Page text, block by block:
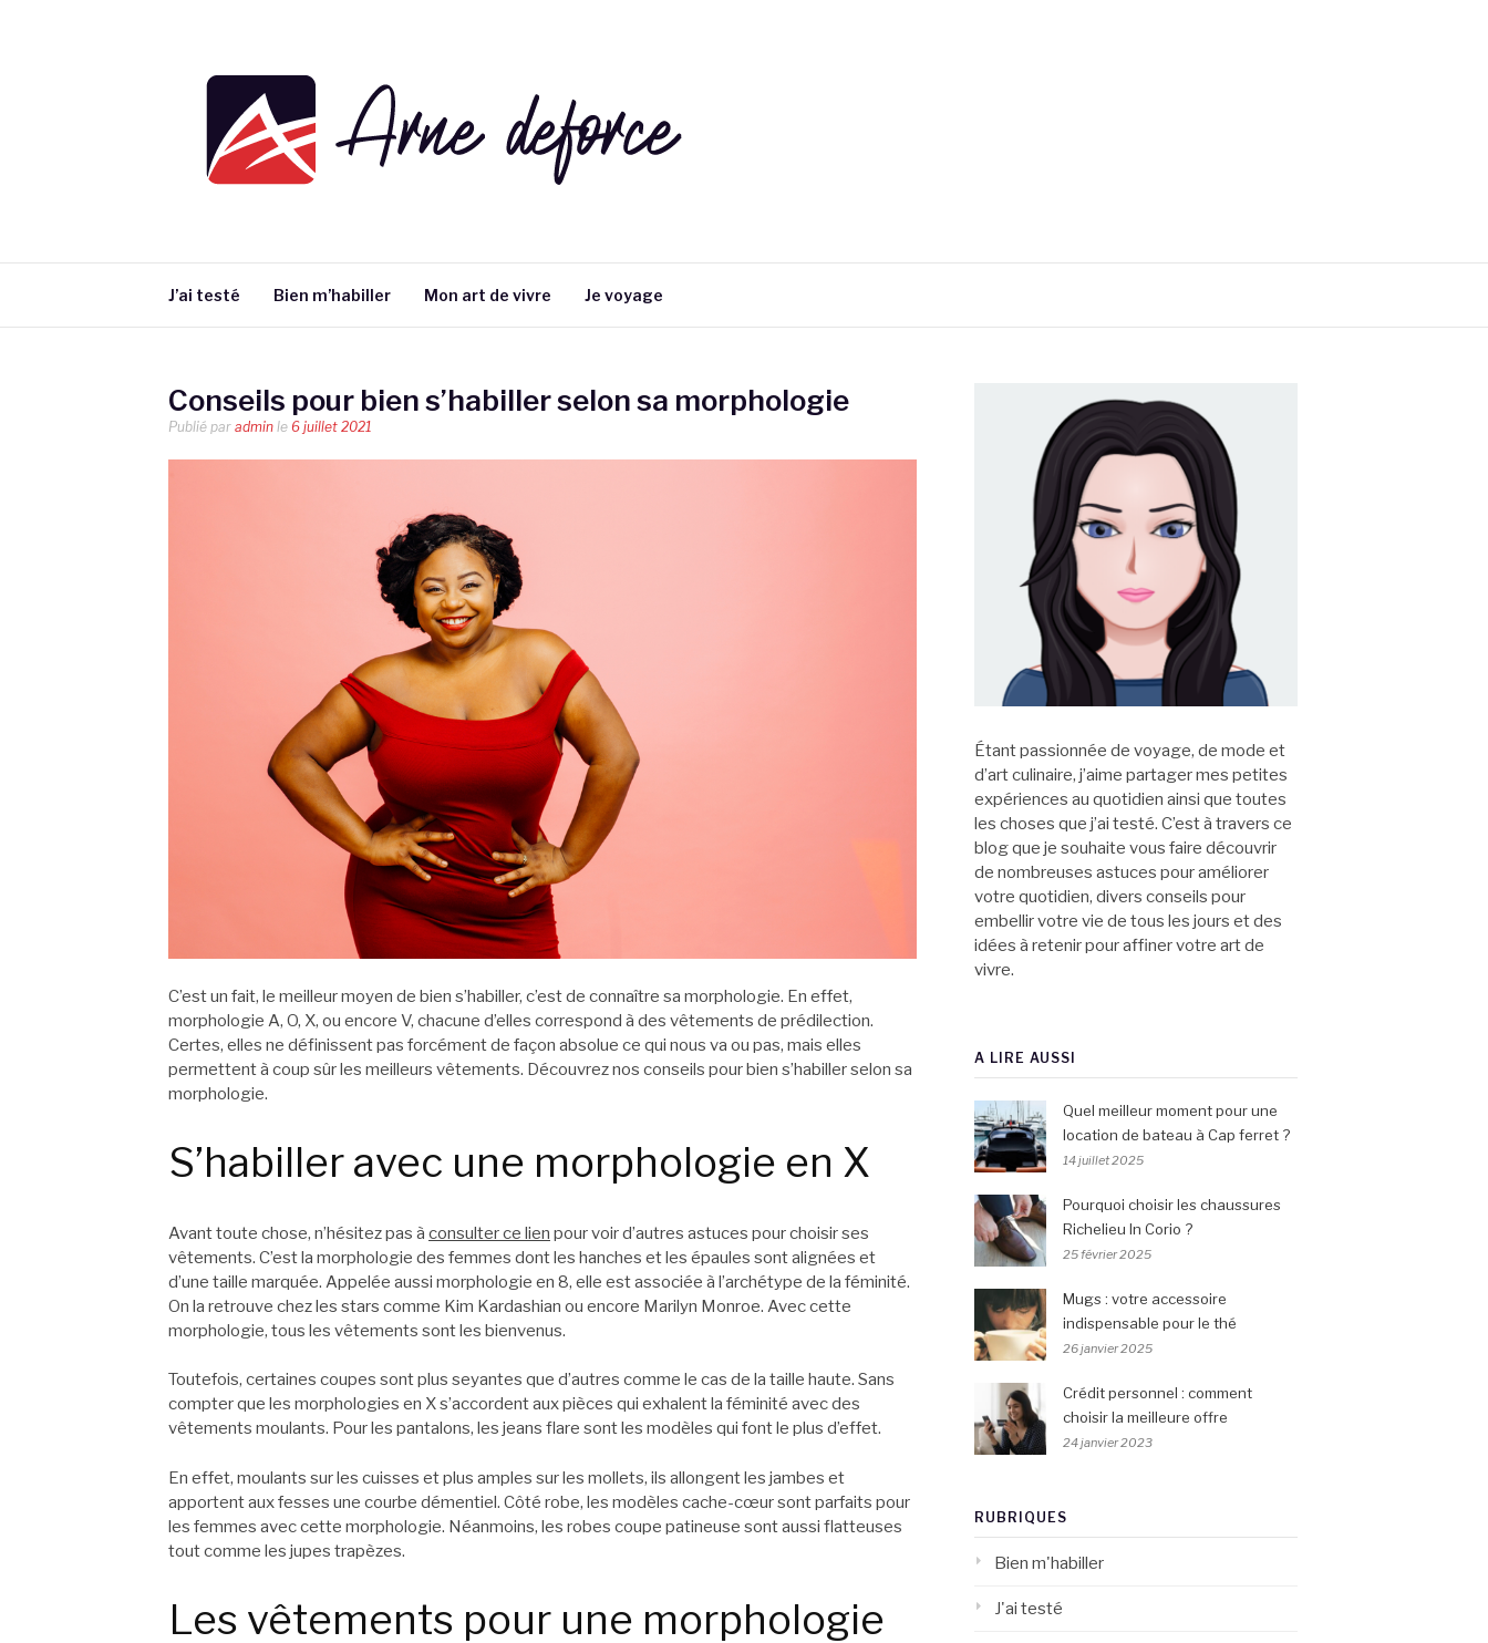
J’ai testé Bien m’habiller Mon art de vivre Je voyage
Conseils pour bien s’habiller selon sa morphologie
Publié par admin le 6 juillet 2021
C’est un fait, le meilleur moyen de bien s’habiller, c’est de connaître sa morphologie. En effet,
morphologie A, O, X, ou encore V, chacune d’elles correspond à des vêtements de prédilection.
Certes, elles ne définissent pas forcément de façon absolue ce qui nous va ou pas, mais elles
permettent à coup sûr les meilleurs vêtements. Découvrez nos conseils pour bien s’habiller selon sa
morphologie.
S’habiller avec une morphologie en X
Avant toute chose, n’hésitez pas à consulter ce lien pour voir d’autres astuces pour choisir ses
vêtements. C’est la morphologie des femmes dont les hanches et les épaules sont alignées et
d’une taille marquée. Appelée aussi morphologie en 8, elle est associée à l’archétype de la féminité.
On la retrouve chez les stars comme Kim Kardashian ou encore Marilyn Monroe. Avec cette
morphologie, tous les vêtements sont les bienvenus.
Toutefois, certaines coupes sont plus seyantes que d’autres comme le cas de la taille haute. Sans
compter que les morphologies en X s’accordent aux pièces qui exhalent la féminité avec des
vêtements moulants. Pour les pantalons, les jeans flare sont les modèles qui font le plus d’effet.
En effet, moulants sur les cuisses et plus amples sur les mollets, ils allongent les jambes et
apportent aux fesses une courbe démentiel. Côté robe, les modèles cache-cœur sont parfaits pour
les femmes avec cette morphologie. Néanmoins, les robes coupe patineuse sont aussi flatteuses
tout comme les jupes trapèzes.
Les vêtements pour une morphologie
Étant passionnée de voyage, de mode et
d’art culinaire, j’aime partager mes petites
expériences au quotidien ainsi que toutes
les choses que j’ai testé. C’est à travers ce
blog que je souhaite vous faire découvrir
de nombreuses astuces pour améliorer
votre quotidien, divers conseils pour
embellir votre vie de tous les jours et des
idées à retenir pour affiner votre art de
vivre.
A LIRE AUSSI
Quel meilleur moment pour une
location de bateau à Cap ferret ?
14 juillet 2025
Pourquoi choisir les chaussures
Richelieu In Corio ?
25 février 2025
Mugs : votre accessoire
indispensable pour le thé
26 janvier 2025
Crédit personnel : comment
choisir la meilleure offre
24 janvier 2023
RUBRIQUES
Bien m'habiller
J'ai testé